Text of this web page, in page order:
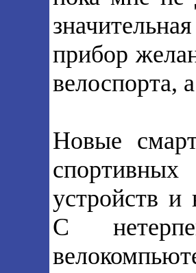
прибор
велоспорта,
Новые
устройств и
С